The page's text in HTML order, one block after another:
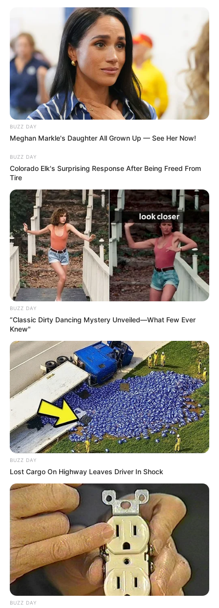
amei tudo isso gostaria muito de aprender
p mim foi util estas beijos e tudo de bom!
stefanie taina gonçalves há 16 anos
oii meu nome é stefany eu adoreii muito este site
ele é de mais e me ajudou a fazer um trabalho para
há minha aula de ciências…………
beijoss……….adorei muito…………
aldejane há 16 anos
achei linda gostaria de receber informações de onde
eu posso fazer cursos de reciclagem aqui no Recife
s cla há 16 anos
achei lindo,tão facil e inocente de se fazer,
fernanda há 15 anos
Gostei muito ,eu amo artesanato.parabens……
naiara há 15 anos
gostei muito, ate aprendi e fiz um trabalho na
escola
Amei essas ideias sou fá de artesanato
é o meu hobby principal e vou aderir mais a essas
ideias e passar aos meus amigos
Vamos salvar o planeta pra que nossas cementinhas
“filhos” tenha orgulho e siga nossos exemplos
Juliana há 15 anos
Gostei muito, é uma ótima ideia………..
JOICE RAMOS CORDEIRO há 15 anos
AMEEEEEEEEEEEEEEEEEEEEEEI BJS DA JOICE!
CARLOS CÉSAR DE O.MATOS há 15 anos
Adorei a idéia,vou comprar a revista,para conhecer
mais técnicas.
suellen há 15 anos
amo reciclagem, fiquei impressionada com sua
criatividade. continue assim e divulgue sempre.
BUZZ DAY
Meghan Markle's Daughter All Grown Up — See Her Now!
BUZZ DAY
Colorado Elk's Surprising Response After Being Freed From
Tire
BUZZ DAY
“Classic Dirty Dancing Mystery Unveiled—What Few Ever
Knew"
BUZZ DAY
Lost Cargo On Highway Leaves Driver In Shock
BUZZ DAY